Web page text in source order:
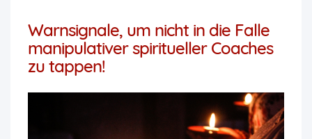
Warnsignale, um nicht in die Falle
manipulativer spiritueller Coaches
zu tappen!